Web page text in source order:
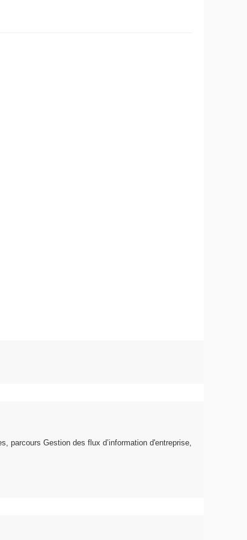
parcours Gestion des flux d’information d'entreprise,